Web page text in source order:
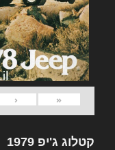
«
‹
קטלוג ג'יפ 1979